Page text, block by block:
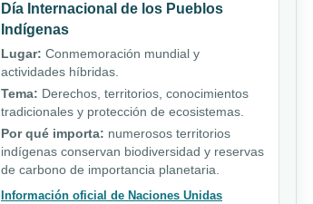
Día Internacional de los Pueblos
Indígenas
Lugar: Conmemoración mundial y
actividades híbridas.
Tema: Derechos, territorios, conocimientos
tradicionales y protección de ecosistemas.
Por qué importa: numerosos territorios
indígenas conservan biodiversidad y reservas
de carbono de importancia planetaria.
Información oficial de Naciones Unidas